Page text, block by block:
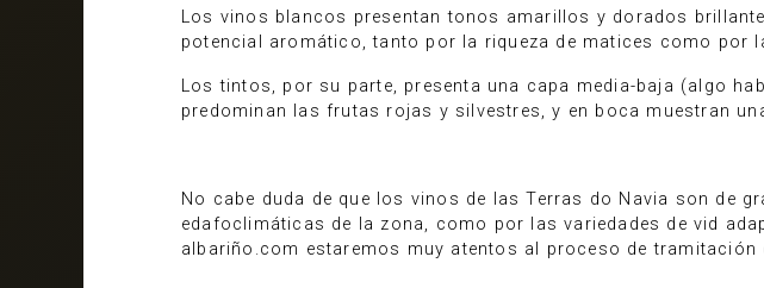
Los vinos blancos presentan tonos amarillos y dorados
potencial aromático, tanto por la riqueza de matices como por
Los tintos, por su parte, presenta una capa media-baja (algo
predominan las frutas rojas y silvestres, y en boca muestran
No cabe duda de que los vinos de las Terras do Navia son de
edafoclimáticas de la zona, como por las variedades de vid
albariño.com estaremos muy atentos al proceso de